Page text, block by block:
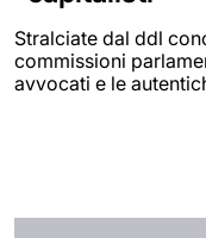
Stralciate dal ddl
commissioni
avvocati e le